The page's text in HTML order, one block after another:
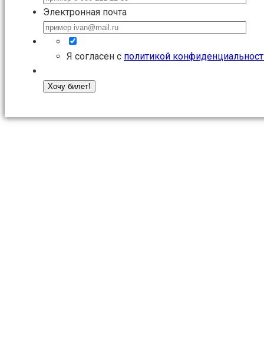
Электронная почта
Я согласен с политикой